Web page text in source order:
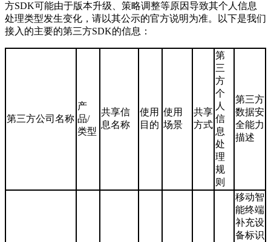
方SDK可能由于版本升级、策略调整等原因导致其个人信息
处理类型发生变化，请以其公示的官方说明为准。以下是我们
接入的主要的第三方SDK的信息：
第三方公司名称
产
品/
类型
共享信
息名称
使用
目的
使用
场景
共享
方式
第
三
方
个
人
信
息
处
理
规
则
第三方
数据安
全能力
描述
移动智
能终端
补充设
备标识